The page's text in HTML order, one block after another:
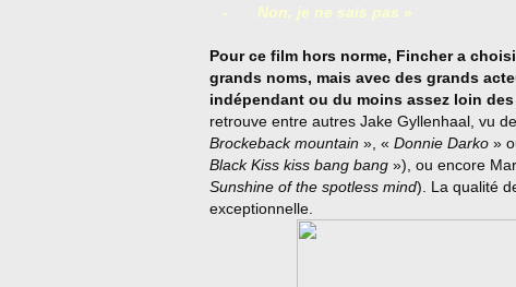
-
Non, je ne sais pas »
Pour ce film hors norme, Fincher a
grands noms, mais avec des grands
indépendant ou du moins assez loin
retrouve entre autres Jake Gyllenhaal, vu
Brockeback mountain », « Donnie Darko »
Black Kiss kiss bang bang »), ou encore
Sunshine of the spotless mind). La qualité
exceptionnelle.